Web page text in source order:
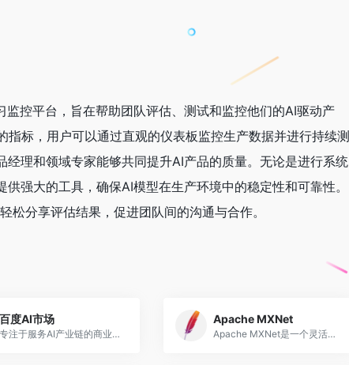
控平台，旨在帮助团队评估、测试和监控他们的AI驱动产
标，用户可以通过直观的仪表板监控生产数据并进行持续测
理和领域专家能够共同提升AI产品的质量。无论是进行系统
强大的工具，确保AI模型在生产环境中的稳定性和可靠性。
松分享评估结果，促进团队间的沟通与合作。
百度AI市场
专注于服务AI产业链的商业平台，连接开发者与需求方
Apache MXNet
Apache MXNet是一个灵活高效的深度学习库，适合研究原型和生产环境